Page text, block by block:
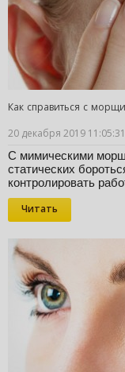
Как справиться с
20 декабря 2019 11:05:31
С мимическими
статических
контролировать
Читать